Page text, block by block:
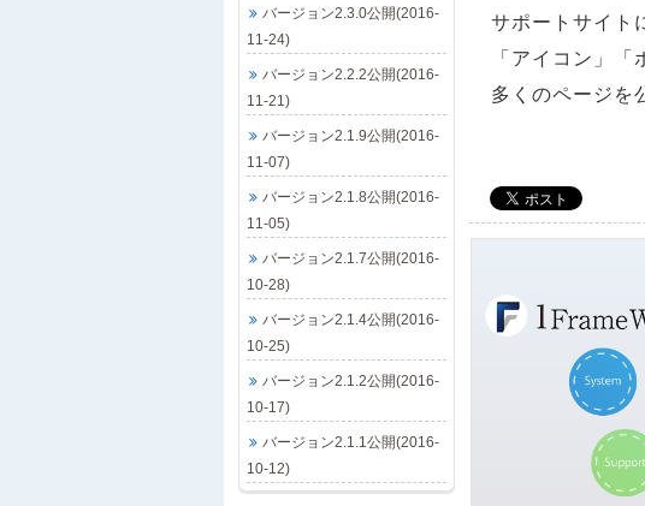
サポートサイト
「アイコン」
多くのページを
バージョン2.3.0公開(2016-
11-24)
バージョン2.2.2公開(2016-
11-21)
バージョン2.1.9公開(2016-
11-07)
バージョン2.1.8公開(2016-
11-05)
バージョン2.1.7公開(2016-
10-28)
バージョン2.1.4公開(2016-
10-25)
バージョン2.1.2公開(2016-
10-17)
バージョン2.1.1公開(2016-
10-12)